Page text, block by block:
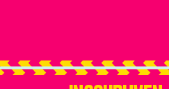
INSCHRIJVEN